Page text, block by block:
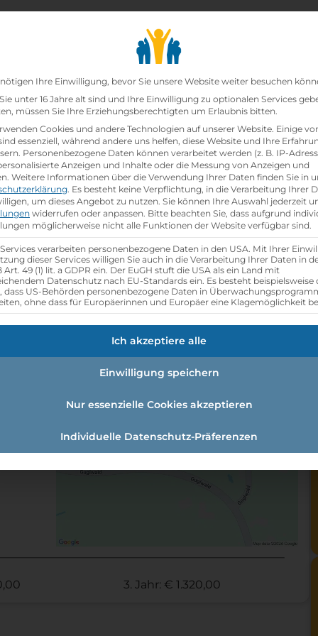
Lehrbetriebesearch
Referenznummer: 5287af9e
location_on Ausbildungsstandort:
Guglwald 8
4191 Guglwald,
3. Jahr: € 1.320,00
Datenschutz-
Ihre Einwilligung, bevor Sie unsere Website weiter besuchen
unter 16 Jahre alt sind und Ihre Einwilligung zu optionalen Services
müssen Sie Ihre Erziehungsberechtigten um Erlaubnis bitten.
Cookies und andere Technologien auf unserer Website. Einige
essenziell, während andere uns helfen, diese Website und Ihre
Personenbezogene Daten können verarbeitet werden (z. B. IP-
Anzeigen und Inhalte oder die Messung von Anzeigen und
Weitere Informationen über die Verwendung Ihrer Daten finden Sie in
. Es besteht keine Verpflichtung, in die Verarbeitung Ihrer
um dieses Angebot zu nutzen. Sie können Ihre Auswahl jederzeit
widerrufen oder anpassen. Bitte beachten Sie, dass aufgrund
möglicherweise nicht alle Funktionen der Website verfügbar sind.
verarbeiten personenbezogene Daten in den USA. Mit Ihrer
dieser Services willigen Sie auch in die Verarbeitung Ihrer Daten in
Art. 49 (1) lit. a GDPR ein. Der EuGH stuft die USA als ein Land mit
Datenschutz nach EU-Standards ein. Es besteht beispielsweise
dass US-Behörden personenbezogene Daten in
ohne dass für Europäerinnen und Europäer eine Klagemöglichkeit
Ich akzeptiere alle
Einwilligung speichern
Nur essenzielle Cookies akzeptieren
Individuelle Datenschutz-Präferenzen